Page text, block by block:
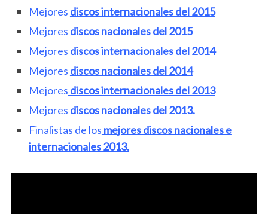
Mejores discos internacionales del 2015
Mejores discos nacionales del 2015
Mejores discos internacionales del 2014
Mejores discos nacionales del 2014
Mejores discos internacionales del 2013
Mejores discos nacionales del 2013.
Finalistas de los mejores discos nacionales e
internacionales 2013.